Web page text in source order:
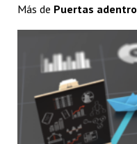
Más de Puertas adentro